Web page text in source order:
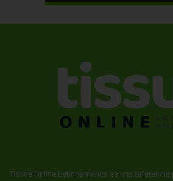
Tissue Online Latinoamérica es una